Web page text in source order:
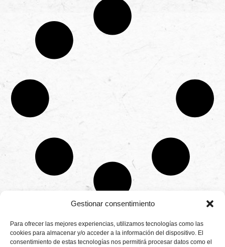
Gestionar consentimiento
Para ofrecer las mejores experiencias, utilizamos tecnologías como las
cookies para almacenar y/o acceder a la información del dispositivo. El
consentimiento de estas tecnologías nos permitirá procesar datos como el
Productores
de
CONTÁCTANOS
Camino de
Montemayor s/n
Aviso legal